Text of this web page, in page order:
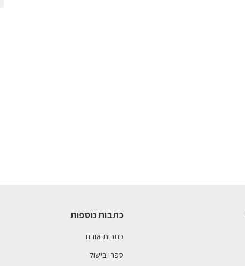
כתבות נוספות
כתבות אורח
ספרי בישול